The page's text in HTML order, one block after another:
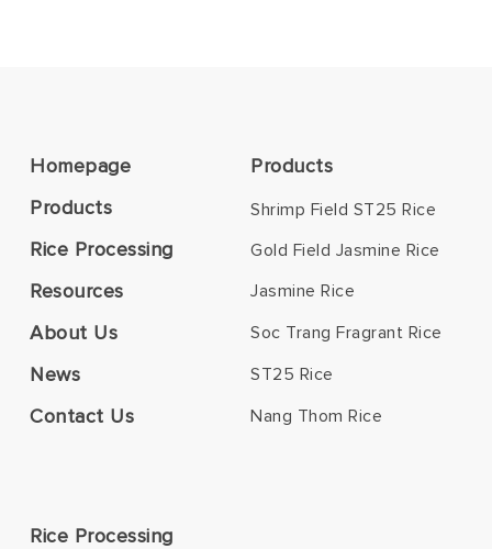
Homepage
Products
Rice Processing
Resources
About Us
News
Contact Us
Products
Shrimp Field ST25 Rice
Gold Field Jasmine Rice
Jasmine Rice
Soc Trang Fragrant Rice
ST25 Rice
Nang Thom Rice
Rice Processing